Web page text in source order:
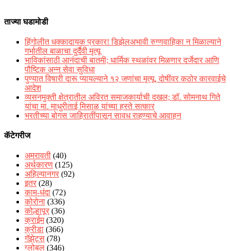
ताज्या घडामोडी
हिंगोलीत धक्कादायक प्रकार! डिझेलअभावी रुग्णवाहिका न मिळाल्याने
गर्भातील बाळाचा दुर्दैवी मृत्यू
भाविकांसाठी आनंदाची बातमी; धार्मिक स्थळांवर मिळणार दर्जेदार आणि
पौष्टिक अन्न सेवा सुविधा
पुण्यात विषारी दारू प्यायल्याने १२ जणांचा मृत्यू, दोषींवर कठोर कारवाईचे
आदेश
व्यसनमुक्ती क्षेत्रातील अविरत समाजकार्याची दखल; डॉ. सोमनाथ गिते
यांचा मा. माधुरीताई मिसाळ यांच्या हस्ते सत्कार
भरतीच्या बोगस जाहिरातींपासून सावध राहण्याचे आवाहन
कॅटेगरीज
अमरावती (40)
अर्थकारण (125)
अहिल्यानगर (92)
इतर (28)
काम-धंदा (72)
कोरोना (336)
कोल्हापूर (36)
क्राईम(320)
क्रीडा (366)
गॅझेट्स (78)
ग्लोबल (346)